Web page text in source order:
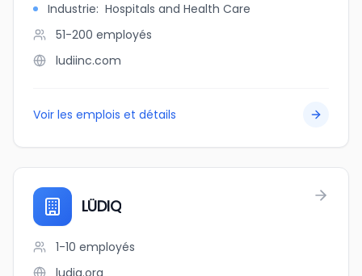
Industrie: Hospitals and Health Care
51-200 employés
ludiinc.com
Voir les emplois et détails
LÜDIQ
1-10 employés
ludiq.org